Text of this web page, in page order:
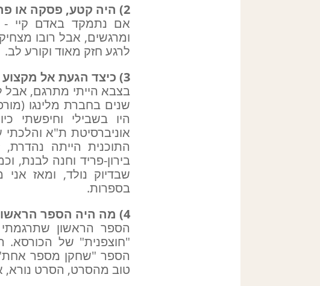
2) היה קטע, פסקה או פרק שאהבת במיוחד בספר שתרגמת?
אם נתמקד באדם קיי -
ומרגשים, אבל רובו
לרגע חזק מאוד וקורע לב.
3) כיצד הגעת אל מקצוע התרגום?
בצבא הייתי מתרגם,
שנים בחברת מלינגו
היו בשבילי וחיפשתי
אוניברסיטת ת"א
התוכנית הייתה
בירון-פריד וחנה לבנת,
בספרות.
4) מה היה הספר הראשון שתרגמת?
הספר הראשון
"חוצפנית" של הכורסא.
הספר "שחקן מספר אחת"
טוב מהסרט, הסרט נורא,